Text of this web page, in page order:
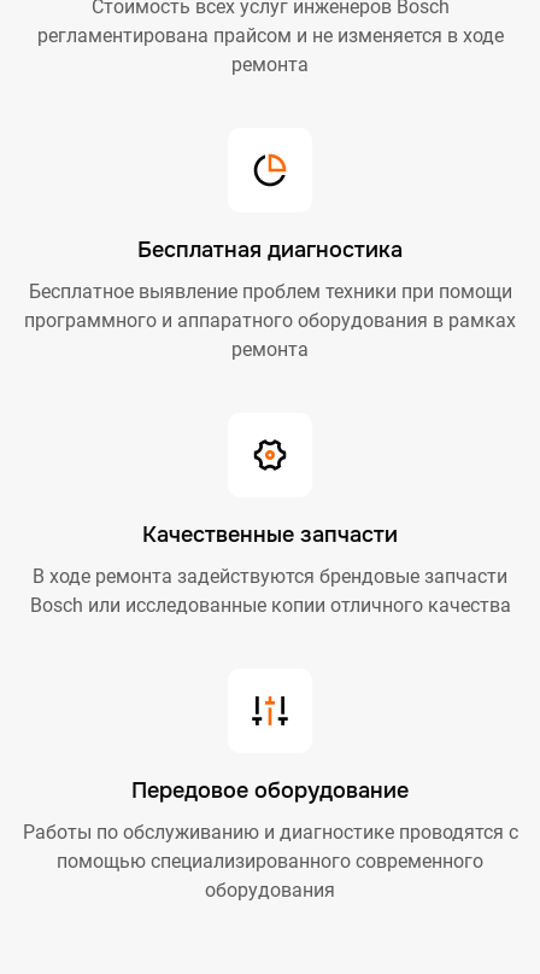
Стоимость всех услуг инженеров Bosch
регламентирована прайсом и не изменяется в ходе
ремонта
Бесплатная диагностика
Бесплатное выявление проблем техники при помощи
программного и аппаратного оборудования в рамках
ремонта
Качественные запчасти
В ходе ремонта задействуются брендовые запчасти
Bosch или исследованные копии отличного качества
Передовое оборудование
Работы по обслуживанию и диагностике проводятся с
помощью специализированного современного
оборудования